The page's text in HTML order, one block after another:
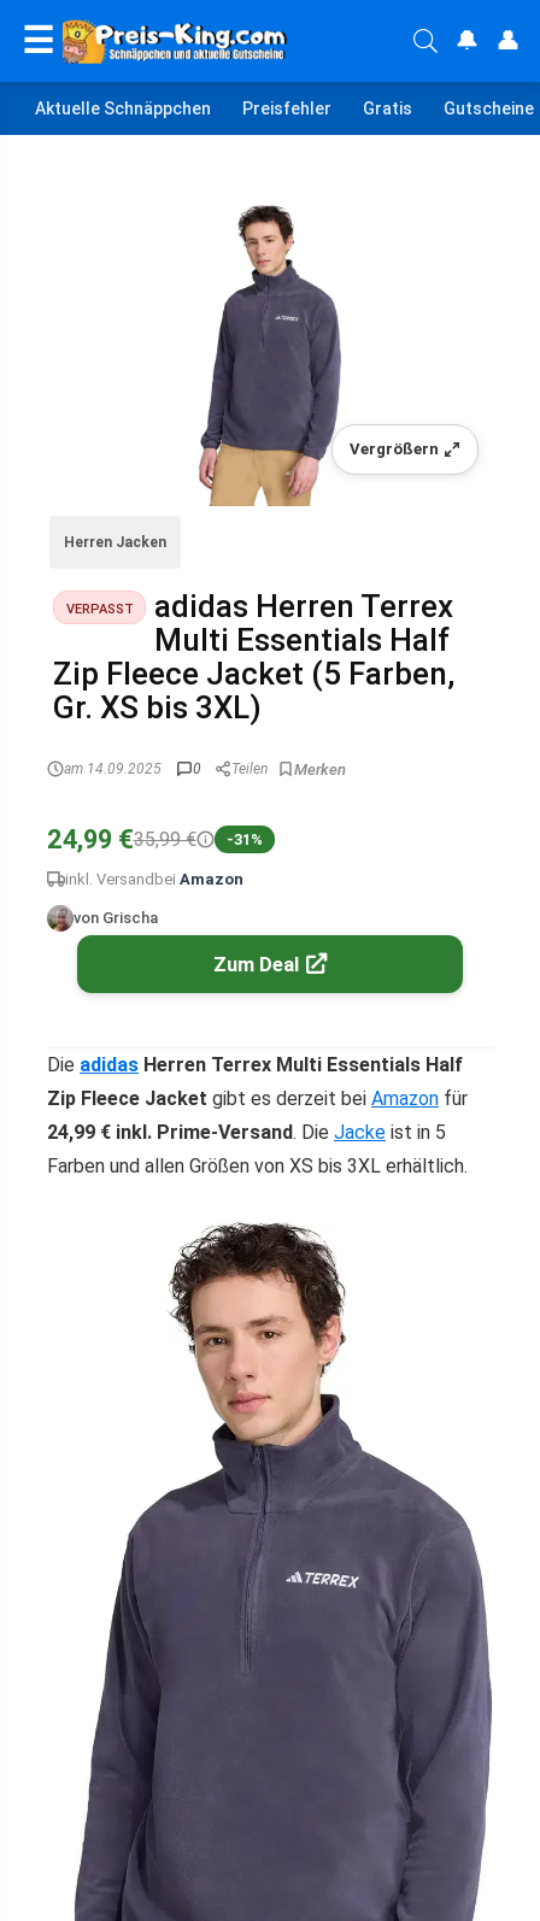
☰ 🔔 👤
Aktuelle Schnäppchen Preisfehler Gratis Gutscheine
Vergrößern
Herren Jacken
VERPASST
adidas Herren Terrex
Multi Essentials Half
Zip Fleece Jacket (5 Farben,
Gr. XS bis 3XL)
am 14.09.2025 0 Teilen
24,99 €35,99 € -31%
inkl. Versand bei Amazon
von Grischa
Zum Deal
Die adidas Herren Terrex Multi Essentials Half
Zip Fleece Jacket gibt es derzeit bei Amazon für
24,99 € inkl. Prime-Versand. Die Jacke ist in 5
Farben und allen Größen von XS bis 3XL erhältlich.